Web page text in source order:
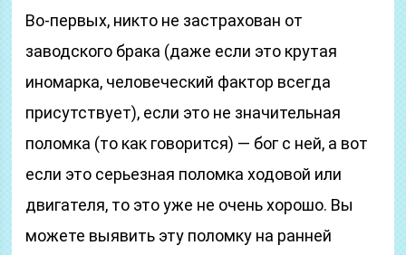
Во-первых, никто не застрахован от
заводского брака (даже если это крутая
иномарка, человеческий фактор всегда
присутствует), если это не значительная
поломка (то как говорится) — бог с ней, а вот
если это серьезная поломка ходовой или
двигателя, то это уже не очень хорошо. Вы
можете выявить эту поломку на ранней